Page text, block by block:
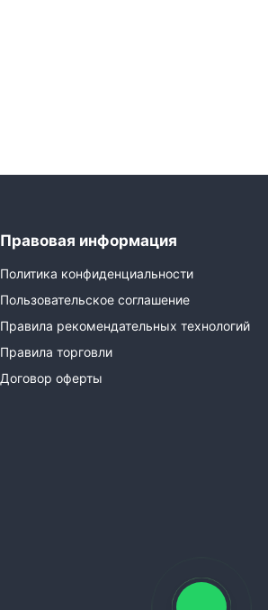
Правовая информация
Политика конфиденциальности
Пользовательское соглашение
Правила рекомендательных технологий
Правила торговли
Договор оферты